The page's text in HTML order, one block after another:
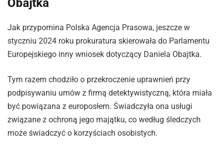
Obajtka
Jak przypomina Polska Agencja Prasowa, jeszcze w
styczniu 2024 roku prokuratura skierowała do Parlamentu
Europejskiego inny wniosek dotyczący Daniela Obajtka.
Tym razem chodziło o przekroczenie uprawnień przy
podpisywaniu umów z firmą detektywistyczną, która miała
być powiązana z europosłem. Świadczyła ona usługi
związane z ochroną jego majątku, co według śledczych
może świadczyć o korzyściach osobistych.